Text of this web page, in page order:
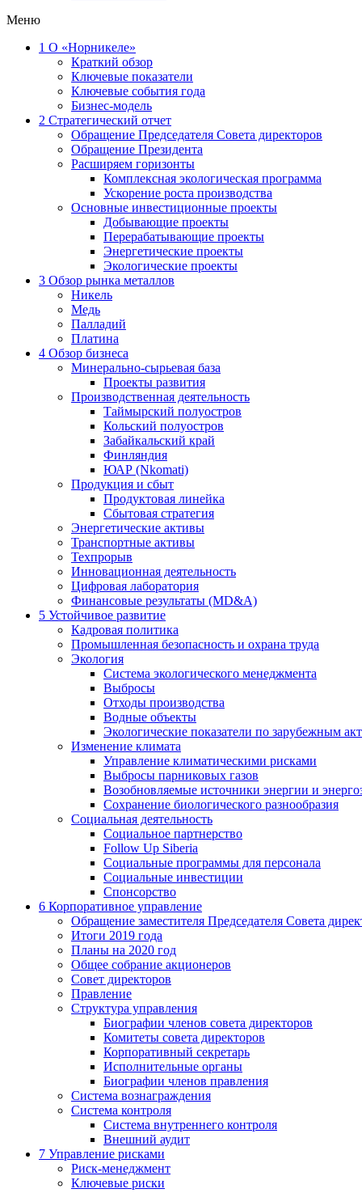
Меню
1 О «Норникеле»
Краткий обзор
Ключевые показатели
Ключевые события года
Бизнес-модель
2 Стратегический отчет
Обращение Председателя Совета директоров
Обращение Президента
Расширяем горизонты
Комплексная экологическая программа
Ускорение роста производства
Основные инвестиционные проекты
Добывающие проекты
Перерабатывающие проекты
Энергетические проекты
Экологические проекты
3 Обзор рынка металлов
Никель
Медь
Палладий
Платина
4 Обзор бизнеса
Минерально-сырьевая база
Проекты развития
Производственная деятельность
Таймырский полуостров
Кольский полуостров
Забайкальский край
Финляндия
ЮАР (Nkomati)
Продукция и сбыт
Продуктовая линейка
Сбытовая стратегия
Энергетические активы
Транспортные активы
Техпрорыв
Инновационная деятельность
Цифровая лаборатория
Финансовые результаты (MD&A)
5 Устойчивое развитие
Кадровая политика
Промышленная безопасность и охрана труда
Экология
Система экологического менеджмента
Выбросы
Отходы производства
Водные объекты
Экологические показатели по зарубежным
Изменение климата
Управление климатическими рисками
Выбросы парниковых газов
Возобновляемые источники энергии и
Сохранение биологического разнообразия
Социальная деятельность
Социальное партнерство
Follow Up Siberia
Социальные программы для персонала
Социальные инвестиции
Спонсорство
6 Корпоративное управление
Обращение заместителя Председателя Совета
Итоги 2019 года
Планы на 2020 год
Общее собрание акционеров
Совет директоров
Правление
Структура управления
Биографии членов совета директоров
Комитеты совета директоров
Корпоративный секретарь
Исполнительные органы
Биографии членов правления
Система вознаграждения
Система контроля
Система внутреннего контроля
Внешний аудит
7 Управление рисками
Риск-менеджмент
Ключевые риски